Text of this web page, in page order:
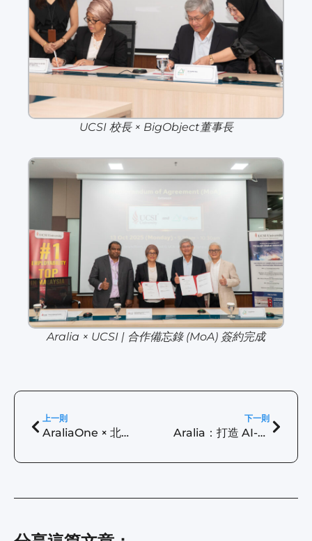
UCSI 校長 × BigObject董事長
Aralia × UCSI | 合作備忘錄 (MoA) 簽約完成
上一則
AraliaOne × 北商大國際商務系 | 從國際商務到資料經濟
下一則
Aralia：打造 AI-Ready 開放數據生態系，驅動企業行動力